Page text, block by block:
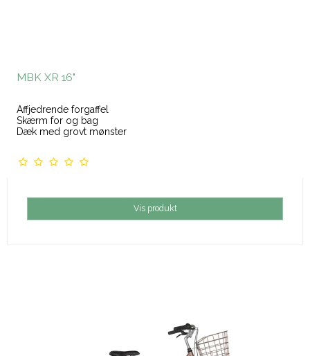
MBK XR 16"
Affjedrende forgaffel
Skærm for og bag
Dæk med grovt mønster
Vis produkt